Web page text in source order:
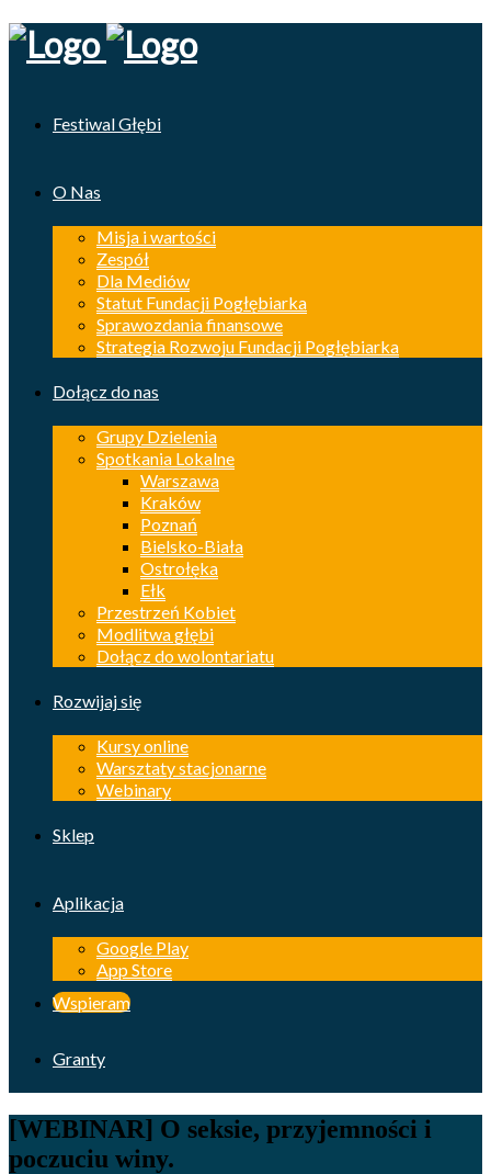
Festiwal Głębi
O Nas
Misja i wartości
Zespół
Dla Mediów
Statut Fundacji Pogłębiarka
Sprawozdania finansowe
Strategia Rozwoju Fundacji Pogłębiarka
Dołącz do nas
Grupy Dzielenia
Spotkania Lokalne
Warszawa
Kraków
Poznań
Bielsko-Biała
Ostrołęka
Ełk
Przestrzeń Kobiet
Modlitwa głębi
Dołącz do wolontariatu
Rozwijaj się
Kursy online
Warsztaty stacjonarne
Webinary
Sklep
Aplikacja
Google Play
App Store
Wspieram
Granty
[WEBINAR] O seksie, przyjemności i
poczuciu winy.